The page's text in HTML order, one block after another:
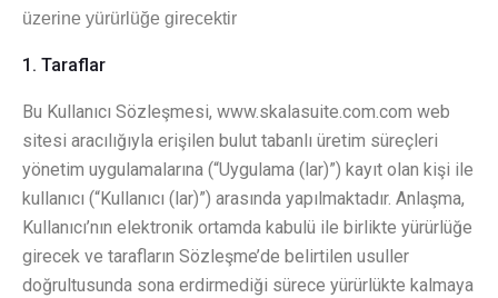
üzerine yürürlüğe girecektir
1. Taraflar
Bu Kullanıcı Sözleşmesi, www.skalasuite.com.com web
sitesi aracılığıyla erişilen bulut tabanlı üretim süreçleri
yönetim uygulamalarına (“Uygulama (lar)”) kayıt olan kişi ile
kullanıcı (“Kullanıcı (lar)”) arasında yapılmaktadır. Anlaşma,
Kullanıcı’nın elektronik ortamda kabulü ile birlikte yürürlüğe
girecek ve tarafların Sözleşme’de belirtilen usuller
doğrultusunda sona erdirmediği sürece yürürlükte kalmaya